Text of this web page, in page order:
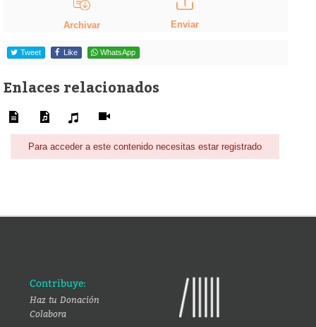
Archivar Enviar
Tweet Like WhatsApp
Enlaces relacionados
Para acceder a este contenido necesitas estar registrado
Contribuye:
Haz tu Donación
Colabora